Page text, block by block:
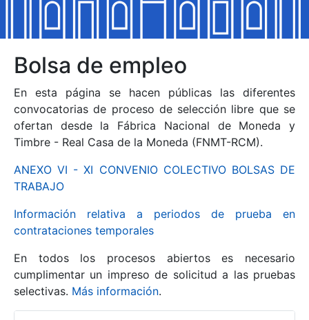
Mostrar/Ocultar
Mostrar/Ocultar
Mostrar/Ocultar
Mostrar/Ocultar
Bolsa de empleo
En esta página se hacen públicas las diferentes
convocatorias de proceso de selección libre que se
ofertan desde la Fábrica Nacional de Moneda y
Timbre - Real Casa de la Moneda (FNMT-RCM).
ANEXO VI - XI CONVENIO COLECTIVO BOLSAS DE
TRABAJO
Información relativa a periodos de prueba en
contrataciones temporales
En todos los procesos abiertos es necesario
cumplimentar un impreso de solicitud a las pruebas
selectivas. Más información.